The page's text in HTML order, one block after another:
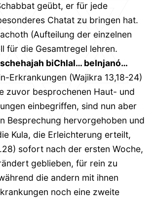
geübt, er für jede
Chatat zu bringen hat.
(Aufteilung der einzelnen
für die Gesamtregel lehren.
schehajah biChlal… beInjanó…
Erkrankungen (Wajikra 13,18-24)
zuvor besprochenen Haut- und
einbegriffen, sind nun aber
Besprechung hervorgehoben und
Kula, die Erleichterung erteilt,
sofort nach der ersten Woche,
geblieben, für rein zu
die andern mit ihnen
noch eine zweite